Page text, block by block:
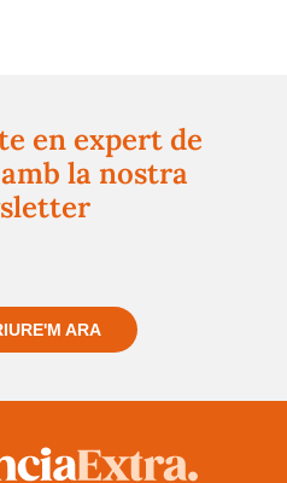
en expert de
la nostra
ARA